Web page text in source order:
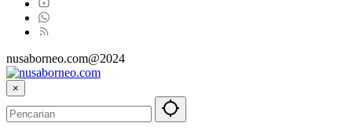
nusaborneo.com@2024
×